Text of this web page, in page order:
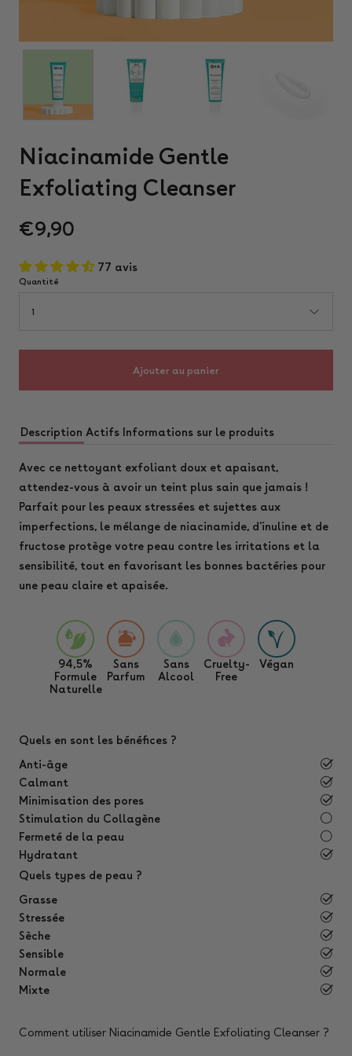
Niacinamide Gentle
Exfoliating Cleanser
€9,90
77 avis
Quantité
1
Ajouter au panier
Description Actifs Informations sur le produits
Avec ce nettoyant exfoliant doux et apaisant,
attendez-vous à avoir un teint plus sain que jamais !
Parfait pour les peaux stressées et sujettes aux
imperfections, le mélange de niacinamide, d'inuline et de
fructose protège votre peau contre les irritations et la
sensibilité, tout en favorisant les bonnes bactéries pour
une peau claire et apaisée.
94,5%
Formule
Naturelle
Sans
Parfum
Sans
Alcool
Cruelty-
Free
Végan
Quels en sont les bénéfices ?
Anti-âge
Calmant
Minimisation des pores
Stimulation du Collagène
Fermeté de la peau
Hydratant
Quels types de peau ?
Grasse
Stressée
Sèche
Sensible
Normale
Mixte
Comment utiliser Niacinamide Gentle Exfoliating Cleanser ?